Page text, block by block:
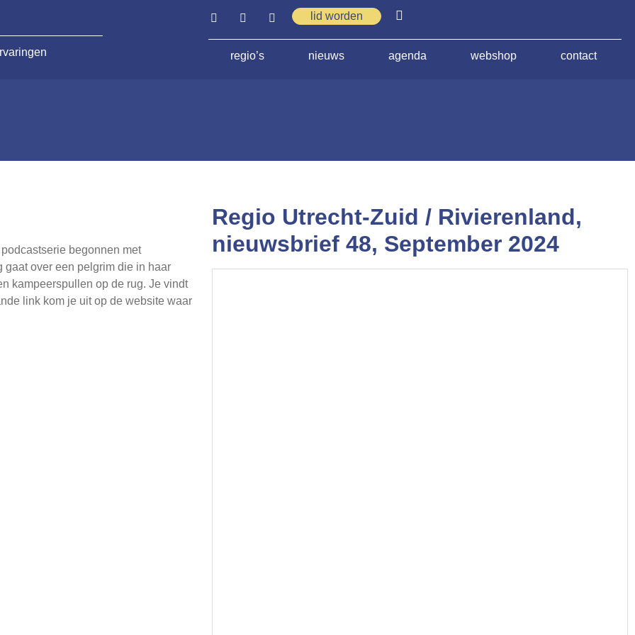
lid worden
regio’s nieuws agenda webshop contact
begonnen met
over een pelgrim die in haar
kampeerspullen op de rug. Je vindt
link kom je uit op de website waar
Regio Utrecht-Zuid / Rivierenland,
nieuwsbrief 48, September 2024